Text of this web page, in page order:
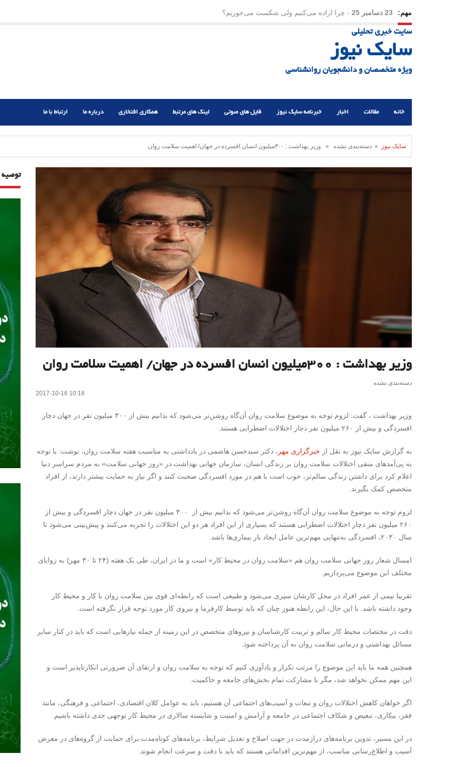
مهم: 21 دسامبر 25 - یلدا؛ نماد تاب‌آوری اجتماعی در روزگار دشوار
سایت خبری تحلیلی
سایک نیوز
ویژه متخصصان و دانشجویان روانشناسی
خانه مقالات اخبار خبرنامه سایک نیوز فایل های صوتی لینک های مرتبط همکاری افتخاری درباره ما ارتباط با ما
سایک نیوز » دسته‌بندی نشده » وزیر بهداشت : ۳۰۰میلیون انسان افسرده در جهان/ اهمیت سلامت روان
وزیر بهداشت : ۳۰۰میلیون انسان افسرده در جهان/ اهمیت سلامت روان
دسته‌بندی نشده
2017-10-16 10:16
وزیر بهداشت ، گفت: لزوم توجه به موضوع سلامت روان آن‌گاه روشن‌تر می‌شود که بدانیم بیش از ۳۰۰ میلیون نفر در جهان دچار
افسردگی و بیش از ۲۶۰ میلیون نفر دچار اختلالات اضطرابی هستند.
به گزارش سایک نیوز به نقل از خبرگزاری مهر ، دکتر سیدحسن هاشمی در یادداشتی به مناسبت هفته سلامت روان، نوشت: با توجه
به پی‌آمدهای منفی اختلالات سلامت روان بر زندگی انسان، سازمان جهانی بهداشت در «روز جهانی سلامت» به مردم سراسر دنیا
اعلام کرد برای داشتن زندگی سالم‌تر، خوب است با هم در مورد افسردگی صحبت کنند و اگر نیاز به حمایت بیشتر دارند، از افراد
متخصص کمک بگیرند.
لزوم توجه به موضوع سلامت روان آن‌گاه روشن‌تر می‌شود که بدانیم بیش از ۳۰۰ میلیون نفر در جهان دچار افسردگی و بیش از
۲۶۰ میلیون نفر دچار اختلالات اضطرابی هستند که بسیاری از این افراد هر دو این اختلالات را تجربه می‌کنند و پیش‌بینی می‌شود تا
سال ۲۰۳۰، افسردگی به‌تنهایی مهم‌ترین عامل ایجاد بار بیماری‌ها باشد.
امسال شعار روز جهانی سلامت روان هم «سلامت روان در محیط کار» است و ما در ایران، طی یک هفته (۲۴ تا ۳۰ مهر) به زوایای
مختلف این موضوع می‌پردازیم.
تقریبا نیمی از عمر افراد در محل کارشان سپری می‌شود و طبیعی است که رابطه‌ای قوی بین سلامت روان با کار و محیط کار
وجود داشته باشد. با این حال، این رابطه هنوز چنان که باید توسط کارفرما و نیروی کار مورد توجه قرار نگرفته است.
دقت در مختصات محیط کار سالم و تربیت کارشناسان و نیروهای متخصص در این زمینه از جمله نیازهایی است که باید در کنار سایر
مسائل بهداشتی و درمانی سلامت روان به آن پرداخته شود.
همچنین همه ما باید این موضوع را مرتب تکرار و یادآوری کنیم که توجه به سلامت روان و ارتقای آن ضرورتی انکارناپذیر است و
این مهم ممکن نخواهد شد، مگر با مشارکت تمام بخش‌های جامعه و حاکمیت.
اگر خواهان کاهش اختلالات روان و تبعات و آسیب‌های اجتماعی آن هستیم، باید به عوامل کلان اقتصادی، اجتماعی و فرهنگی، مانند
فقر، بیکاری، تبعیض و شکاف اجتماعی در جامعه و آرامش و امنیت و شایسته سالاری در محیط کار توجهی جدی داشته باشیم.
در این مسیر، تدوین برنامه‌های درازمدت در جهت اصلاح و تعدیل شرایط، برنامه‌های کوتاه‌مدت برای حمایت از گروه‌های در معرض
آسیب و اطلاع‌رسانی مناسب، از مهم‌ترین اقداماتی هستند که باید با دقت و سرعت انجام شوند.